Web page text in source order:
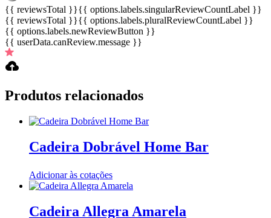
{{ reviewsTotal }}{{ options.labels.singularReviewCountLabel }}
{{ reviewsTotal }}{{ options.labels.pluralReviewCountLabel }}
{{ options.labels.newReviewButton }}
{{ userData.canReview.message }}
Produtos relacionados
Cadeira Dobrável Home Bar
Adicionar às cotações
Cadeira Allegra Amarela